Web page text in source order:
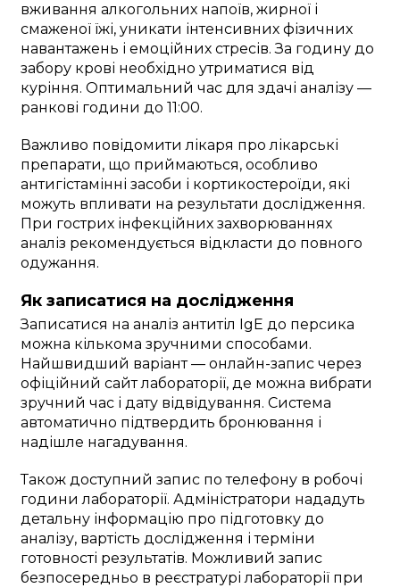
вживання алкогольних напоїв, жирної і
смаженої їжі, уникати інтенсивних фізичних
навантажень і емоційних стресів. За годину до
забору крові необхідно утриматися від
куріння. Оптимальний час для здачі аналізу —
ранкові години до 11:00.
Важливо повідомити лікаря про лікарські
препарати, що приймаються, особливо
антигістамінні засоби і кортикостероїди, які
можуть впливати на результати дослідження.
При гострих інфекційних захворюваннях
аналіз рекомендується відкласти до повного
одужання.
Як записатися на дослідження
Записатися на аналіз антитіл IgE до персика
можна кількома зручними способами.
Найшвидший варіант — онлайн-запис через
офіційний сайт лабораторії, де можна вибрати
зручний час і дату відвідування. Система
автоматично підтвердить бронювання і
надішле нагадування.
Також доступний запис по телефону в робочі
години лабораторії. Адміністратори нададуть
детальну інформацію про підготовку до
аналізу, вартість дослідження і терміни
готовності результатів. Можливий запис
безпосередньо в реєстратурі лабораторії при